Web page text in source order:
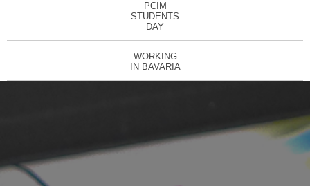
PCIM
STUDENTS
DAY
WORKING
IN BAVARIA